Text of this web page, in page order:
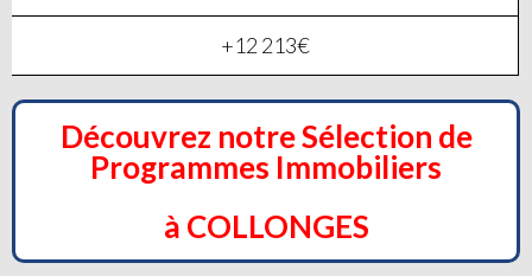
+12 213€
Découvrez notre Sélection de
Programmes Immobiliers
à COLLONGES